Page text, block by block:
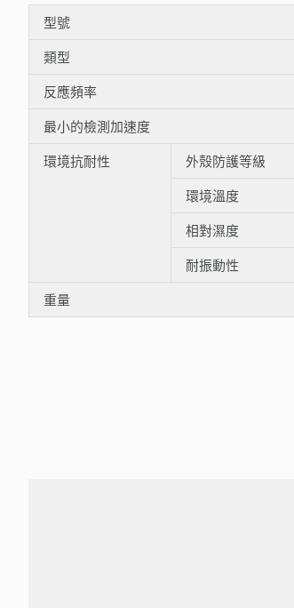
型號
類型
反應頻率
最小的檢測加速度
環境抗耐性
外殼防護等級
環境溫度
相對濕度
耐振動性
重量